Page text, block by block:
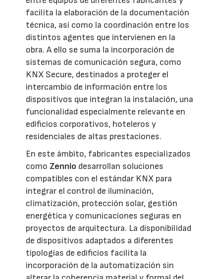
facilita la elaboración de la documentación
técnica, así como la coordinación entre los
distintos agentes que intervienen en la
obra. A ello se suma la incorporación de
sistemas de comunicación segura, como
KNX Secure, destinados a proteger el
intercambio de información entre los
dispositivos que integran la instalación, una
funcionalidad especialmente relevante en
edificios corporativos, hoteleros y
residenciales de altas prestaciones.
En este ámbito, fabricantes especializados
comoZennio desarrollan soluciones
compatibles con el estándar KNX para
integrar el control de iluminación,
climatización, protección solar, gestión
energética y comunicaciones seguras en
proyectos de arquitectura. La disponibilidad
de dispositivos adaptados a diferentes
tipologías de edificios facilita la
incorporación de la automatización sin